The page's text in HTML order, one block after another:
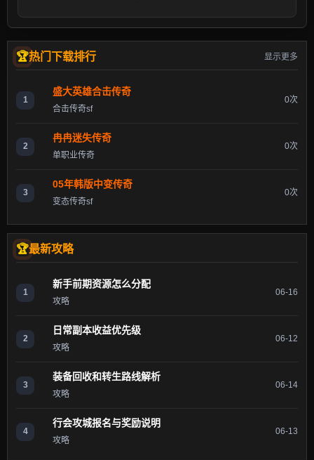
热门下载排行 显示更多
1
盛大英雄合击传奇
合击传奇sf
0次
2
冉冉迷失传奇
单职业传奇
0次
3
05年韩版中变传奇
变态传奇sf
0次
最新攻略
1
新手前期资源怎么分配
攻略
06-16
2
日常副本收益优先级
攻略
06-12
3
装备回收和转生路线解析
攻略
06-14
4
行会攻城报名与奖励说明
攻略
06-13